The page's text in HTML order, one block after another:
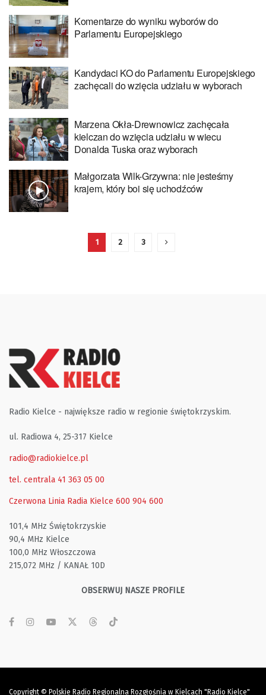
Komentarze do wyniku wyborów do
Parlamentu Europejskiego
Kandydaci KO do Parlamentu Europejskiego
zachęcali do wzięcia udziału w wyborach
Marzena Okła-Drewnowicz zachęcała
kielczan do wzięcia udziału w wiecu
Donalda Tuska oraz wyborach
Małgorzata Wilk-Grzywna: nie jesteśmy
krajem, który boi się uchodźców
1 2 3
Radio Kielce - największe radio w regionie świętokrzyskim.
ul. Radiowa 4, 25-317 Kielce
radio@radiokielce.pl
tel. centrala 41 363 05 00
Czerwona Linia Radia Kielce 600 904 600
101,4 MHz Świętokrzyskie
90,4 MHz Kielce
100,0 MHz Włoszczowa
215,072 MHz / KANAŁ 10D
OBSERWUJ NASZE PROFILE
Copyright © Polskie Radio Regionalna Rozgłośnia w Kielcach "Radio Kielce"